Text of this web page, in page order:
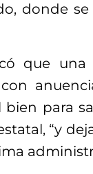
donde
que
bien para
“y